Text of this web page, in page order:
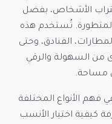
الأشخاص، بفضل
تُستخدم هذه
الفنادق، وحتى
من السهولة والرقي
مساحة.
فهم الأنواع المختلفة
كيفية اختيار الأنسب